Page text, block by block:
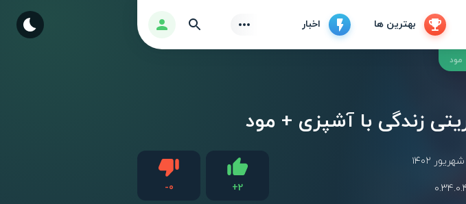
بهترین ها اخبار ورود Find
+2
-0دیس لایک